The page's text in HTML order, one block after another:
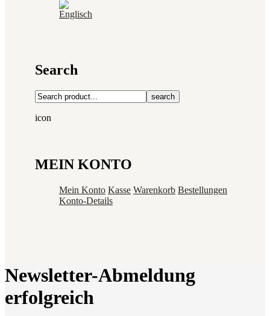
Search
search
icon
MEIN KONTO
Mein Konto Kasse Warenkorb Bestellungen
Konto-Details
Newsletter-Abmeldung
erfolgreich